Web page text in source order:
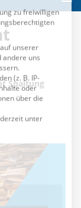
Spaltung
die eine
Impressum